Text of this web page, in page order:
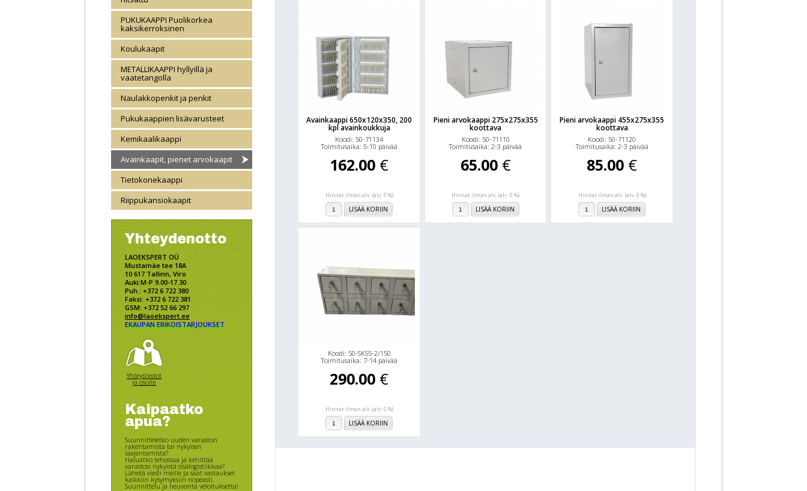
PUKUKAAPPI Puolikorkea
kaksikerroksinen
Koulukaapit
METALLIKAAPPI hyllyillä ja
vaatetangolla
Naulakkopenkit ja penkit
Pukukaappien lisävarusteet
Kemikaalikaappi
Avainkaapit, pienet arvokaapit
Tietokonekaappi
Riippukansiokaapit
Yhteydenotto
LAOEKSPERT OÜ
Mustamäe tee 18A
10 617 Tallinn, Viro
Auki:M-P 9.00-17.30
Puh.: +372 6 722 380
Faksi: +372 6 722 381
GSM: +372 52 66 297
info@laoekspert.ee
EKAUPAN ERIKOISTARJOUKSET
Yhteystiedot
ja osoite
Kaipaatko
apua?
Suunnitteletko uuden varaston
rakentamista tai nykyisen
laajentamista?
Haluatko tehostaa ja kehittää
varastosi nykyistä sisälogistiikkaa?
Lähetä viesti meille ja saat vastaukset
kaikkiin kysymyksiin nopeasti.
Suunnittelu ja neuvonta veloituksetta!
Avainkaappi 650x120x350, 200
kpl avainkoukkuja
Koodi: 50-71134
Toimitusaika: 5-10 päivää
162.00 €
Hinnat ilman alv. (alv. 0 %)
LISÄÄ KORIIN
Pieni arvokaappi 275x275x355
koottava
Koodi: 50-71110
Toimitusaika: 2-3 päivää
65.00 €
Hinnat ilman alv. (alv. 0 %)
LISÄÄ KORIIN
Pieni arvokaappi 455x275x355
koottava
Koodi: 50-71120
Toimitusaika: 2-3 päivää
85.00 €
Hinnat ilman alv. (alv. 0 %)
LISÄÄ KORIIN
Koodi: 50-SKS5-2/150
Toimitusaika: 7-14 päivää
290.00 €
Hinnat ilman alv. (alv. 0 %)
LISÄÄ KORIIN